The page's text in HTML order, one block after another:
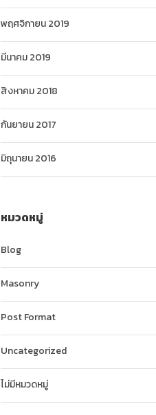
พฤศจิกายน 2019
มีนาคม 2019
สิงหาคม 2018
กันยายน 2017
มิถุนายน 2016
หมวดหมู่
Blog
Masonry
Post Format
Uncategorized
ไม่มีหมวดหมู่